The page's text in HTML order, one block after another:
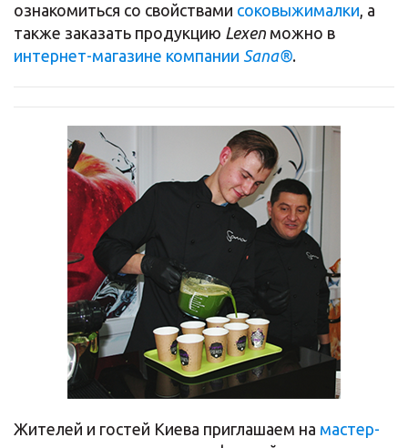
ознакомиться со свойствами соковыжималки, а
также заказать продукцию Lexen можно в
интернет-магазине компании Sana®.
Жителей и гостей Киева приглашаем на мастер-